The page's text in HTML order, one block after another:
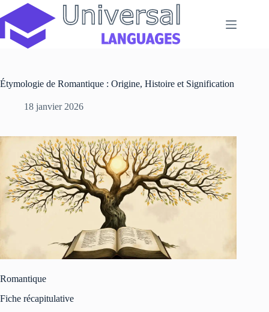
Passer
au
contenu
Étymologie de Romantique : Origine, Histoire et Signification
18 janvier 2026
Romantique
Fiche récapitulative